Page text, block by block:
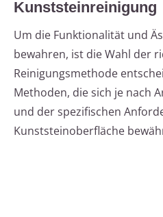
Kunststeinreinigung
Um die Funktionalität und
bewahren, ist die Wahl der
Reinigungsmethode
Methoden, die sich je nach
und der spezifischen
Kunststeinoberfläche